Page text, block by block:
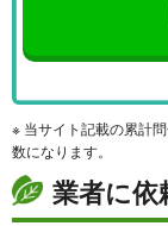
※ 当サイト記載の累計
数になります。
業者に